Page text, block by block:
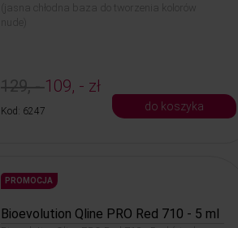
(jasna chłodna baza do tworzenia kolorów
129, -109, - zł
Kod: 6247 do koszyka
PROMOCJA
Bioevolution Qline PRO Red 710 - 5 ml